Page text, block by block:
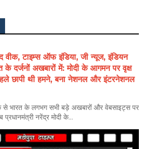
द वीक, टाइम्स ऑफ इंडिया, जी न्यूज, इंडियन
दर्जनों अखबारों में: मोदी के आगमन पर वृक्ष
छापी थी हमने, बना नेशनल और इंटरनेशनल
भारत के लगभग सभी बड़े अखबारों और वेबसाइट्स पर
नरेंद्र मोदी के...